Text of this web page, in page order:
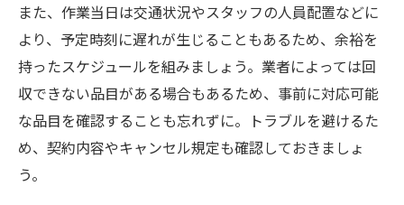
また、作業当日は交通状況やスタッフの人員配置などに
より、予定時刻に遅れが生じることもあるため、余裕を
持ったスケジュールを組みましょう。業者によっては回
収できない品目がある場合もあるため、事前に対応可能
な品目を確認することも忘れずに。トラブルを避けるた
め、契約内容やキャンセル規定も確認しておきましょ
う。